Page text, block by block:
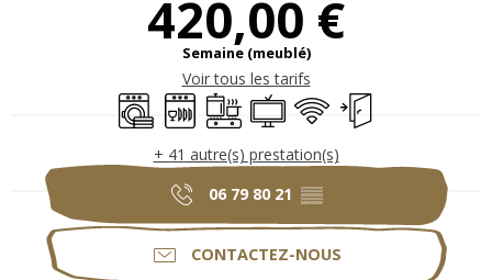
420,00 €
Semaine (meublé)
Voir tous les tarifs
Lave lingeLave vaisselle
Plaque de cuisson
Télévision
WiFi Entrée
+ 41 autre(s) prestation(s)
06 79 80 21 ▒▒
CONTACTEZ-NOUS